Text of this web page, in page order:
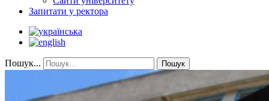
Запитати у ректора
Пошук... Пошук